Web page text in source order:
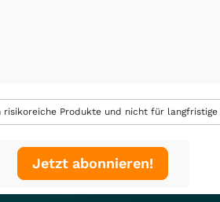
Produkte und nicht für langfristige
Jetzt abonnieren!